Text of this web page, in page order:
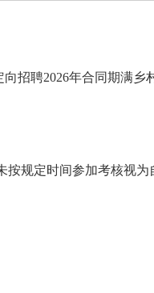
招聘2026年合同期满乡
规定时间参加考核视为